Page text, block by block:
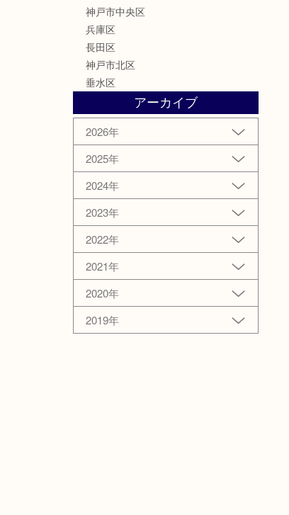
神戸市中央区
兵庫区
長田区
神戸市北区
垂水区
アーカイブ
2026年
2025年
2024年
2023年
2022年
2021年
2020年
2019年